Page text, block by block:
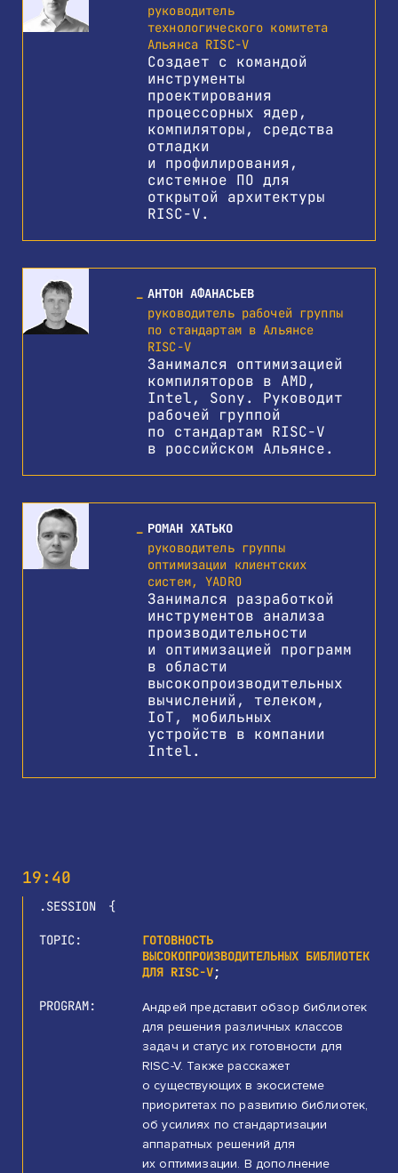
руководитель
технологического комитета
Альянса RISC-V
Создает с командой
инструменты
проектирования
процессорных ядер,
компиляторы, средства
отладки
и профилирования,
системное ПО для
открытой архитектуры
RISC-V.
АНТОН АФАНАСЬЕВ
руководитель рабочей группы
по стандартам в Альянсе
RISC-V
Занимался оптимизацией
компиляторов в AMD,
Intel, Sony. Руководит
рабочей группой
по стандартам RISC-V
в российском Альянсе.
РОМАН ХАТЬКО
руководитель группы
оптимизации клиентских
систем, YADRO
Занимался разработкой
инструментов анализа
производительности
и оптимизацией программ
в области
высокопроизводительных
вычислений, телеком,
IoT, мобильных
устройств в компании
Intel.
19:40
SESSION
TOPIC
ГОТОВНОСТЬ
ВЫСОКОПРОИЗВОДИТЕЛЬНЫХ БИБЛИОТЕК
ДЛЯ RISC-V
PROGRAM
Андрей представит обзор библиотек
для решения различных классов
задач и статус их готовности для
RISC-V. Также расскажет
о существующих в экосистеме
приоритетах по развитию библиотек,
об усилиях по стандартизации
аппаратных решений для
их оптимизации. В дополнение